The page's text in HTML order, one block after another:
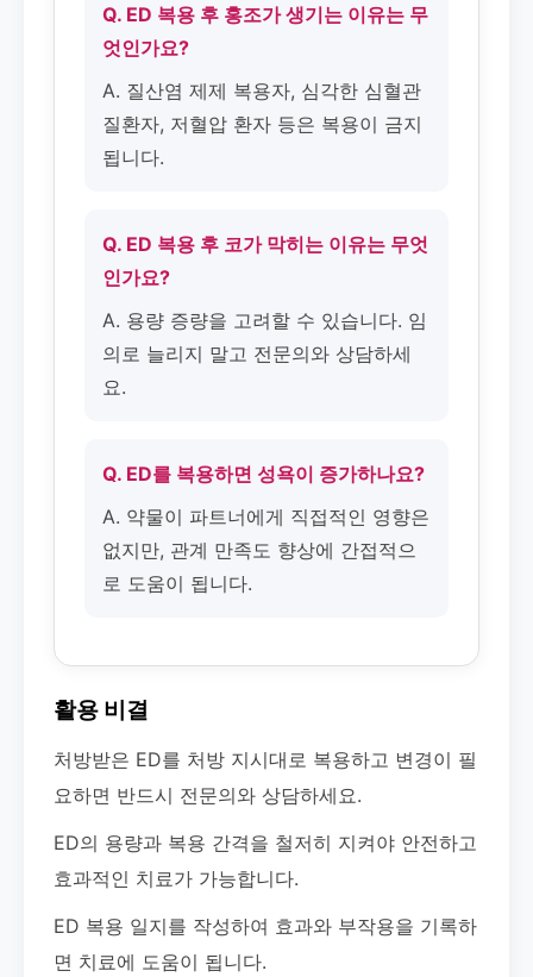
Q. ED 복용 후 홍조가 생기는 이유는 무
엇인가요?
A. 질산염 제제 복용자, 심각한 심혈관
질환자, 저혈압 환자 등은 복용이 금지
됩니다.
Q. ED 복용 후 코가 막히는 이유는 무엇
인가요?
A. 용량 증량을 고려할 수 있습니다. 임
의로 늘리지 말고 전문의와 상담하세
요.
Q. ED를 복용하면 성욕이 증가하나요?
A. 약물이 파트너에게 직접적인 영향은
없지만, 관계 만족도 향상에 간접적으
로 도움이 됩니다.
활용 비결
처방받은 ED를 처방 지시대로 복용하고 변경이 필
요하면 반드시 전문의와 상담하세요.
ED의 용량과 복용 간격을 철저히 지켜야 안전하고
효과적인 치료가 가능합니다.
ED 복용 일지를 작성하여 효과와 부작용을 기록하
면 치료에 도움이 됩니다.